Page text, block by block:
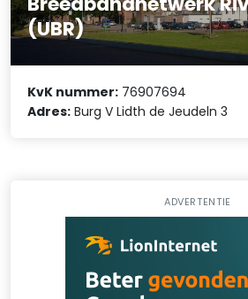
(UBR)
KvK nummer: 76907694
Adres: Burg V Lidth de Jeudeln 3
ADVERTENTIE